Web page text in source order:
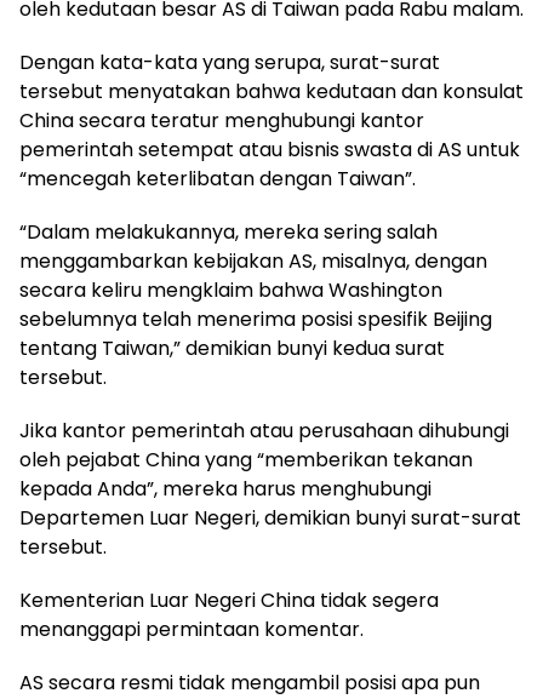
oleh kedutaan besar AS di Taiwan pada Rabu malam.
Dengan kata-kata yang serupa, surat-surat
tersebut menyatakan bahwa kedutaan dan konsulat
China secara teratur menghubungi kantor
pemerintah setempat atau bisnis swasta di AS untuk
“mencegah keterlibatan dengan Taiwan”.
“Dalam melakukannya, mereka sering salah
menggambarkan kebijakan AS, misalnya, dengan
secara keliru mengklaim bahwa Washington
sebelumnya telah menerima posisi spesifik Beijing
tentang Taiwan,” demikian bunyi kedua surat
tersebut.
Jika kantor pemerintah atau perusahaan dihubungi
oleh pejabat China yang “memberikan tekanan
kepada Anda”, mereka harus menghubungi
Departemen Luar Negeri, demikian bunyi surat-surat
tersebut.
Kementerian Luar Negeri China tidak segera
menanggapi permintaan komentar.
AS secara resmi tidak mengambil posisi apa pun